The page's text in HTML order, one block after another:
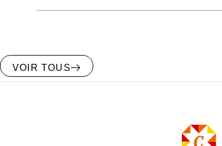
VOIR TOUS